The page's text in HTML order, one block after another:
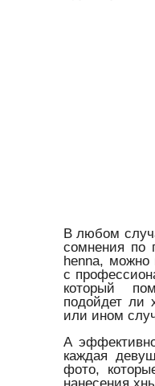
В любом
сомнения по
henna, можно
с
который
подойдет ли
или ином
А
каждая
фото,
нанесения